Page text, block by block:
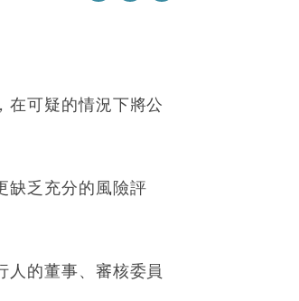
在可疑的情況下將公
缺乏充分的風險評
人的董事、審核委員